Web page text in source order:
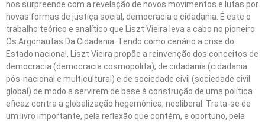
nos surpreende com a revelação de novos movimentos e lutas por
novas formas de justiça social, democracia e cidadania. É este o
trabalho teórico e analítico que Liszt Vieira leva a cabo no pioneiro
Os Argonautas Da Cidadania. Tendo como cenário a crise do
Estado nacional, Liszt Vieira propõe a reinvenção dos conceitos de
democracia (democracia cosmopolita), de cidadania (cidadania
pós-nacional e multicultural) e de sociedade civil (sociedade civil
global) de modo a servirem de base à construção de uma política
eficaz contra a globalização hegemônica, neoliberal. Trata-se de
um livro importante, pela reflexão que contém, e oportuno, pela